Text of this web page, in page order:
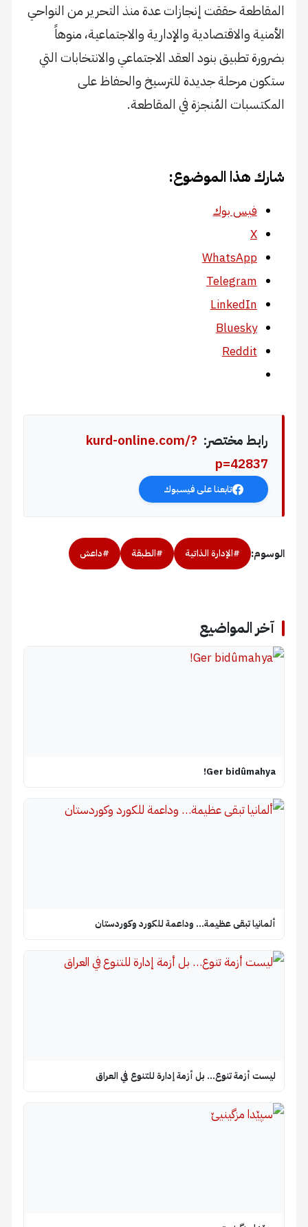
المقاطعة حققت إنجازات عدة منذ التحرير من النواحي
الأمنية والاقتصادية والإدارية والاجتماعية، منوهاً
بضرورة تطبيق بنود العقد الاجتماعي والانتخابات التي
ستكون مرحلة جديدة للترسيخ والحفاظ على
المكتسبات المُنجزة في المقاطعة.
شارك هذا الموضوع:
فيس بوك
X
WhatsApp
Telegram
LinkedIn
Bluesky
Reddit
رابط مختصر: kurd-online.com/?
p=42837
تابعنا على فيسبوك
الوسوم: #الإدارة الذاتية #الطبقة #داعش
آخر المواضيع
Ger bidûmahya!
ألمانيا تبقى عظيمة… وداعمة للكورد وكوردستان
ليست أزمة تنوع… بل أزمة إدارة للتنوع في العراق